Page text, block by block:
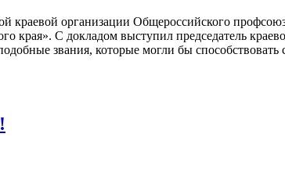
краевой организации Общероссийского
края». С докладом выступил председатель
звания, которые могли бы